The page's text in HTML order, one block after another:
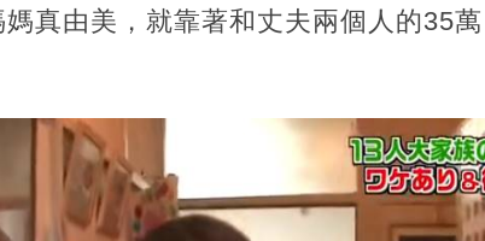
真由美，就靠著和丈夫兩個人的35